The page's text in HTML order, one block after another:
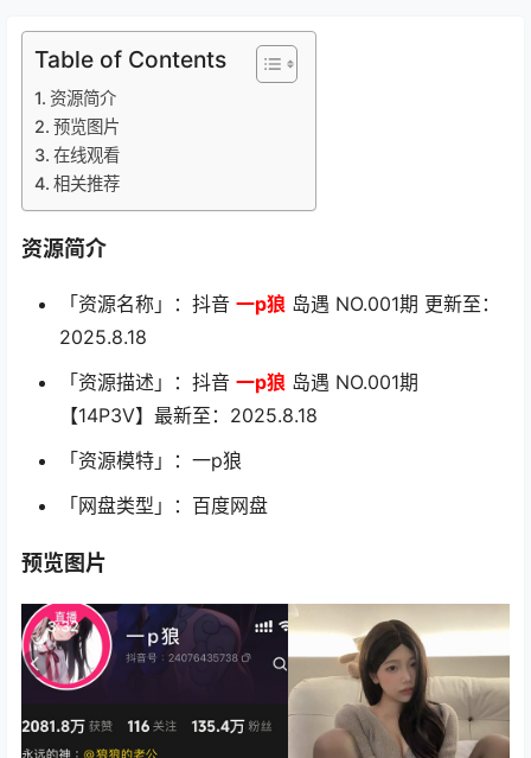
Table of Contents
资源简介
预览图片
在线观看
相关推荐
资源简介
「资源名称」：抖音 一p狼 岛遇 NO.001期 更新至：
2025.8.18
「资源描述」：抖音 一p狼 岛遇 NO.001期
【14P3V】最新至：2025.8.18
「资源模特」：一p狼
「网盘类型」：百度网盘
预览图片